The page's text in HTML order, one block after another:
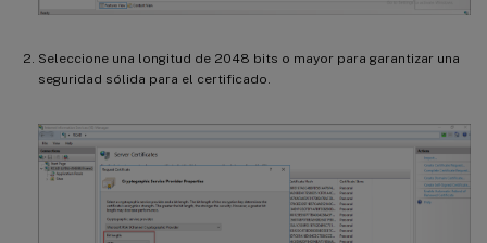
Seleccione una longitud de 2048 bits o mayor para garantizar una
seguridad sólida para el certificado.